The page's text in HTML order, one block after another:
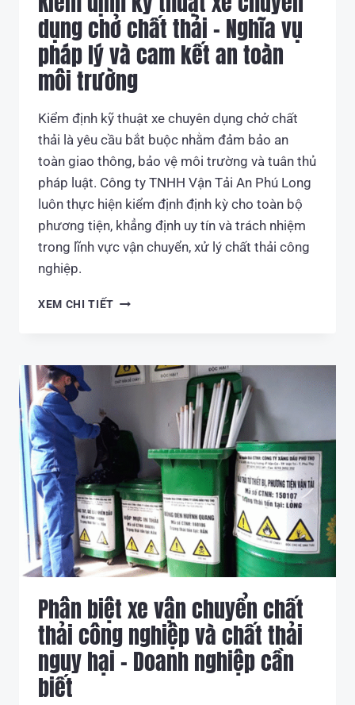
dụng chở chất thải – Nghĩa vụ
pháp lý và cam kết an toàn
môi trường
Kiểm định kỹ thuật xe chuyên dụng chở chất
thải là yêu cầu bắt buộc nhằm đảm bảo an
toàn giao thông, bảo vệ môi trường và tuân thủ
pháp luật. Công ty TNHH Vận Tải An Phú Long
luôn thực hiện kiểm định định kỳ cho toàn bộ
phương tiện, khẳng định uy tín và trách nhiệm
trong lĩnh vực vận chuyển, xử lý chất thải công
nghiệp.
XEM CHI TIẾT KIỂM
XE
CHUYÊN
CHỞ
CHẤT
THẢI
–
NGHĨA
VỤ
PHÁP
LÝ
VÀ
CAM
AN
TOÀN
MÔI
TRƯỜNG
Phân biệt xe vận chuyển chất
thải công nghiệp và chất thải
nguy hại – Doanh nghiệp cần
biết